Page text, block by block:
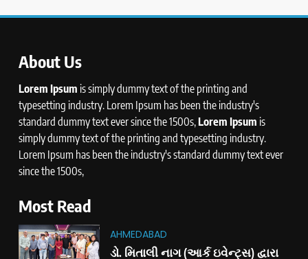
About Us
Lorem Ipsum is simply dummy text of the printing and
typesetting industry. Lorem Ipsum has been the industry's
standard dummy text ever since the 1500s,Lorem Ipsum is
simply dummy text of the printing and typesetting industry.
Lorem Ipsum has been the industry's standard dummy text ever
since the 1500s,
Most Read
AHMEDABAD
ડો. મિતાલી નાગ (આર્ક ઇવેન્ટ્સ) દ્વારા